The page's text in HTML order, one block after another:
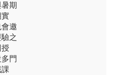
期
實
邀
之
門